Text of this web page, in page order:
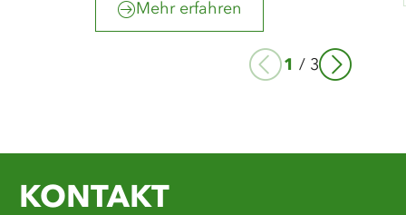
Mehr erfahren
1 / 3
KONTAKT